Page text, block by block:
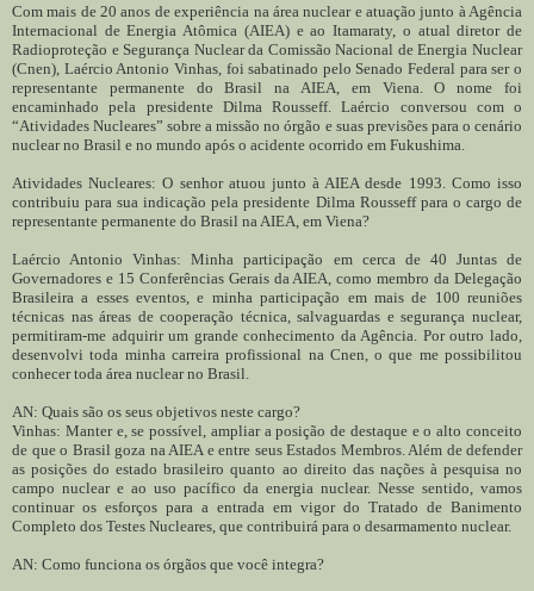
Com mais de 20 anos de experiência na área nuclear e atuação junto à Agência
Internacional de Energia Atômica (AIEA) e ao Itamaraty, o atual diretor de
Radioproteção e Segurança Nuclear da Comissão Nacional de Energia Nuclear
(Cnen), Laércio Antonio Vinhas, foi sabatinado pelo Senado Federal para ser o
representante permanente do Brasil na AIEA, em Viena. O nome foi
encaminhado pela presidente Dilma Rousseff. Laércio conversou com o
“Atividades Nucleares” sobre a missão no órgão e suas previsões para o cenário
nuclear no Brasil e no mundo após o acidente ocorrido em Fukushima.
Atividades Nucleares: O senhor atuou junto à AIEA desde 1993. Como isso
contribuiu para sua indicação pela presidente Dilma Rousseff para o cargo de
representante permanente do Brasil na AIEA, em Viena?
Laércio Antonio Vinhas: Minha participação em cerca de 40 Juntas de
Governadores e 15 Conferências Gerais da AIEA, como membro da Delegação
Brasileira a esses eventos, e minha participação em mais de 100 reuniões
técnicas nas áreas de cooperação técnica, salvaguardas e segurança nuclear,
permitiram-me adquirir um grande conhecimento da Agência. Por outro lado,
desenvolvi toda minha carreira profissional na Cnen, o que me possibilitou
conhecer toda área nuclear no Brasil.
AN: Quais são os seus objetivos neste cargo?
Vinhas: Manter e, se possível, ampliar a posição de destaque e o alto conceito
de que o Brasil goza na AIEA e entre seus Estados Membros. Além de defender
as posições do estado brasileiro quanto ao direito das nações à pesquisa no
campo nuclear e ao uso pacífico da energia nuclear. Nesse sentido, vamos
continuar os esforços para a entrada em vigor do Tratado de Banimento
Completo dos Testes Nucleares, que contribuirá para o desarmamento nuclear.
AN: Como funciona os órgãos que você integra?